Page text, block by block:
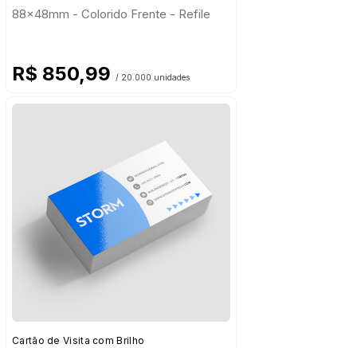
88x48mm - Colorido Frente - Refile
R$ 850,99 / 20.000 unidades
Cartão de Visita com Brilho